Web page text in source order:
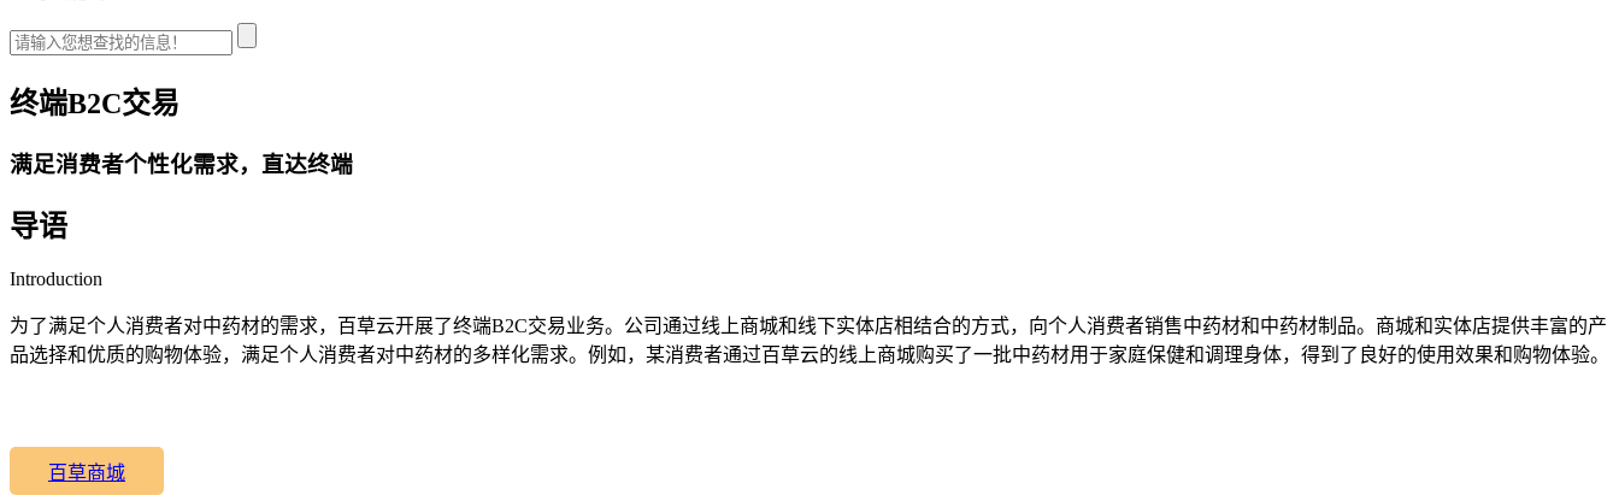
终端B2C交易
满足消费者个性化需求，直达终端
导语
Introduction
为了满足个人消费者对中药材的需求，百草云开展了终端B2C交易业务。公司通过线上商城和线下实体店相结合的方式，向个人消费者销售中药材和中药材制品。商城和实体店提供丰富的产
品选择和优质的购物体验，满足个人消费者对中药材的多样化需求。例如，某消费者通过百草云的线上商城购买了一批中药材用于家庭保健和调理身体，得到了良好的使用效果和购物体验。
百草商城